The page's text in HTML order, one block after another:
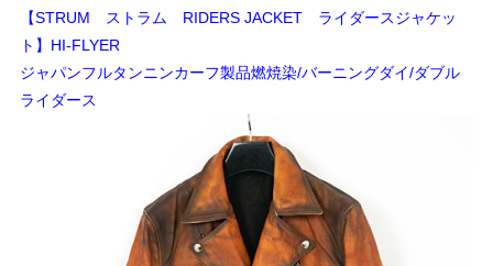
【STRUM ストラム RIDERS JACKET ライダースジャケッ
ト】HI-FLYER
ジャパンフルタンニンカーフ製品燃焼染/バーニングダイ/ダブル
ライダース